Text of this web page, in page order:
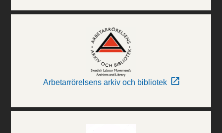
Arbetarrörelsens arkiv och bibliotek